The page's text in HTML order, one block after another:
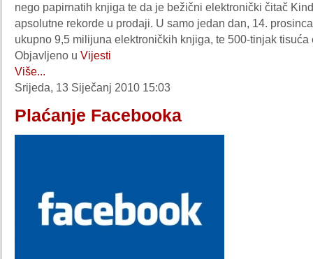
nego papirnatih knjiga te da je bežični elektronički čitač
apsolutne rekorde u prodaji. U samo jedan dan, 14.
ukupno 9,5 milijuna elektroničkih knjiga, te 500-tinjak tisuća
Objavljeno u Vijesti
Više...
Srijeda, 13 Siječanj 2010 15:03
Plaćanje Facebooka